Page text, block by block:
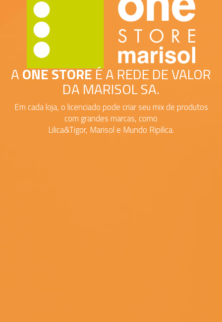
AONE STOREÉ A REDE DE VALOR
DA MARISOL SA.
Em cada loja, o licenciado pode criar seu mix de produtos
com grandes marcas, como
Lilica&Tigor, Marisol e Mundo Ripilica.